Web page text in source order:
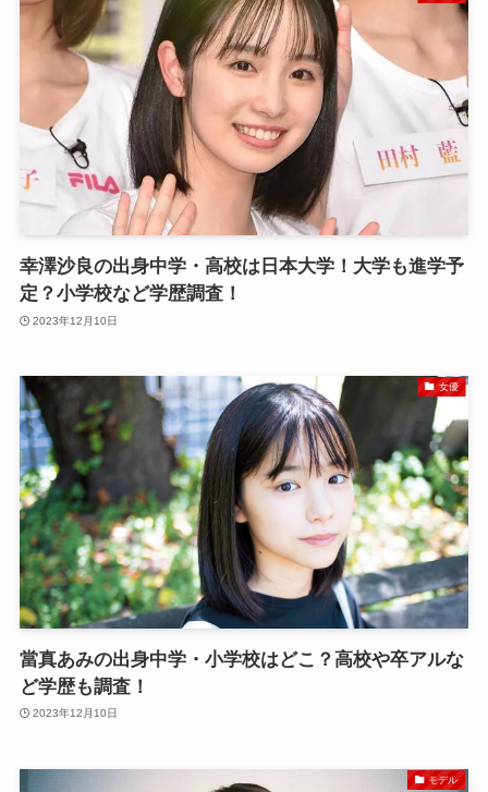
幸澤沙良の出身中学・高校は日本大学！大学も進学予
定？小学校など学歴調査！
2023年12月10日
女優
當真あみの出身中学・小学校はどこ？高校や卒アルな
ど学歴も調査！
2023年12月10日
モデル